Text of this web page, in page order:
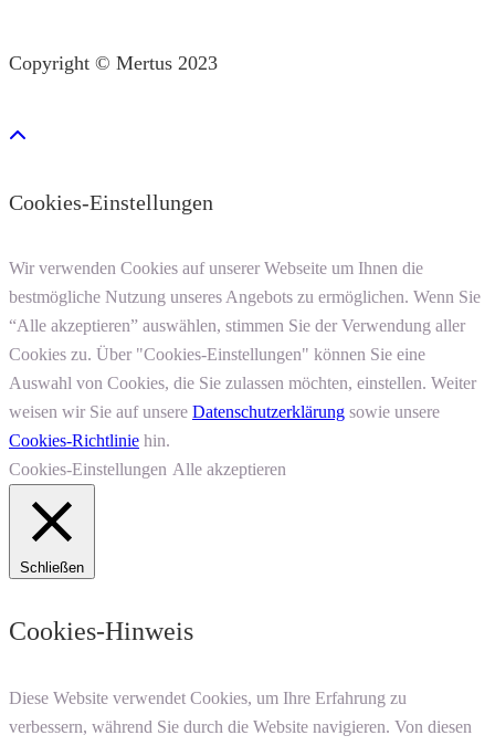
Copyright © Mertus 2023
Cookies-Einstellungen
Wir verwenden Cookies auf unserer Webseite um Ihnen die
bestmögliche Nutzung unseres Angebots zu ermöglichen. Wenn Sie
“Alle akzeptieren” auswählen, stimmen Sie der Verwendung aller
Cookies zu. Über "Cookies-Einstellungen" können Sie eine
Auswahl von Cookies, die Sie zulassen möchten, einstellen. Weiter
weisen wir Sie auf unsere Datenschutzerklärung sowie unsere
Cookies-Richtlinie hin.
Cookies-Einstellungen Alle akzeptieren
Schließen
Cookies-Hinweis
Diese Website verwendet Cookies, um Ihre Erfahrung zu
verbessern, während Sie durch die Website navigieren. Von diesen